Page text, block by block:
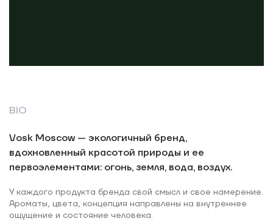
BIO
Vosk Moscow — экологичный бренд,
вдохновленный красотой природы и ее
первоэлементами: огонь, земля, вода, воздух.
У каждого продукта бренда свой смысл и свое намерение.
Ароматы, цвета, концепция направлены на внутреннее
ощущение и состояние человека.